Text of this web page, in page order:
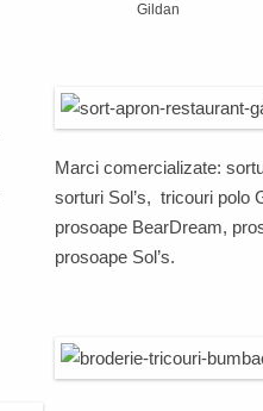
Gildan
Marci comercializate:
sorturi Sol’s, tricouri polo
prosoape BearDream,
prosoape Sol’s.